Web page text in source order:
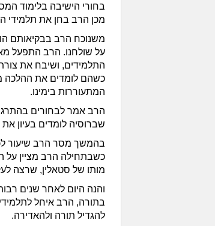
בחורי הישיבה בלימוד
מכן הרב בחן את תלמידי
משנוכח הרב בבקיאותם
על שולחנו. הרב התפעל
התלמידים, ושיבח את
כשהם לומדים את ההלכה
המתעוררות בימינו.
הרב אמר לבחורים
שברוסיה לומדים בעיון
בהמשך מסר הרב שיעור
כשבתחילה הרב מציין על
מותו של סטאלין, שרצה
והנה היום לאחר שנים
בתורה, הרב איחל
להגדיל תורה ולהאדירה.